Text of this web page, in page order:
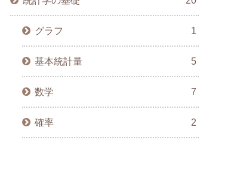
グラフ 1
基本統計量 5
数学 7
確率 2